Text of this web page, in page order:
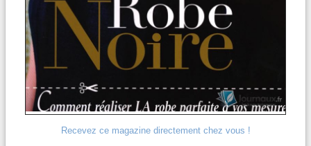
Recevez ce magazine directement chez vous !